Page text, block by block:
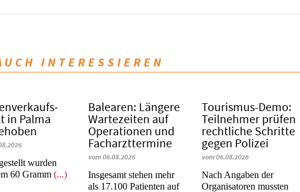
INTERESSIEREN
in Palma
wurden
60 Gramm(...)
Balearen: Längere
Wartezeiten auf
Operationen und
Facharzttermine
vom 06.08.2026
Insgesamt stehen mehr
als 17.100 Patienten auf
Tourismus-Demo:
Teilnehmer prüfen
rechtliche Schritte
gegen Polizei
vom 06.08.2026
Nach Angaben der
Organisatoren mussten